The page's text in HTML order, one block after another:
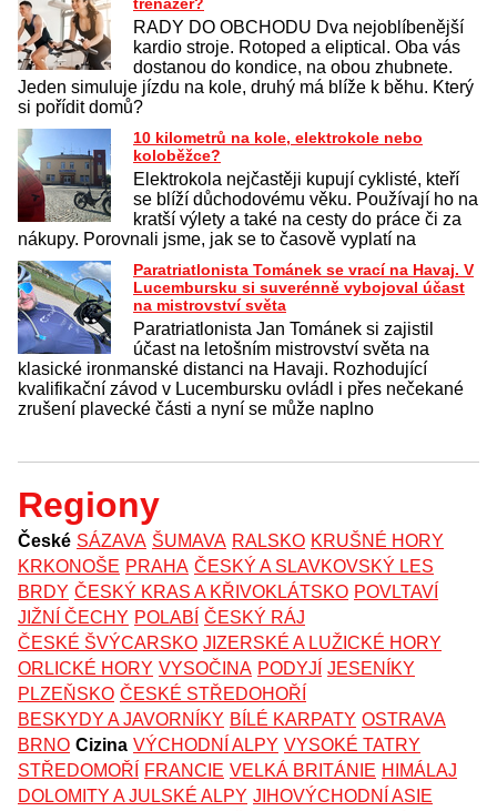
RADY DO OBCHODU Dva nejoblíbenější
kardio stroje. Rotoped a eliptical. Oba vás
dostanou do kondice, na obou zhubnete.
Jeden simuluje jízdu na kole, druhý má blíže k běhu. Který
si pořídit domů?
10 kilometrů na kole, elektrokole nebo
koloběžce?
Elektrokola nejčastěji kupují cyklisté, kteří
se blíží důchodovému věku. Používají ho na
kratší výlety a také na cesty do práce či za
nákupy. Porovnali jsme, jak se to časově vyplatí na
Paratriatlonista Tománek se vrací na Havaj. V
Lucembursku si suverénně vybojoval účast
na mistrovství světa
Paratriatlonista Jan Tománek si zajistil
účast na letošním mistrovství světa na
klasické ironmanské distanci na Havaji. Rozhodující
kvalifikační závod v Lucembursku ovládl i přes nečekané
zrušení plavecké části a nyní se může naplno
Regiony
České SÁZAVA ŠUMAVA RALSKO KRUŠNÉ HORY
KRKONOŠE PRAHA ČESKÝ A SLAVKOVSKÝ LES
BRDY ČESKÝ KRAS A KŘIVOKLÁTSKO POVLTAVÍ
JIŽNÍ ČECHY POLABÍ ČESKÝ RÁJ
ČESKÉ ŠVÝCARSKO JIZERSKÉ A LUŽICKÉ HORY
ORLICKÉ HORY VYSOČINA PODYJÍ JESENÍKY
PLZEŇSKO ČESKÉ STŘEDOHOŘÍ
BESKYDY A JAVORNÍKY BÍLÉ KARPATY OSTRAVA
BRNO Cizina VÝCHODNÍ ALPY VYSOKÉ TATRY
STŘEDOMOŘÍ
FRANCIE VELKÁ BRITÁNIE HIMÁLAJ
DOLOMITY A JULSKÉ ALPY JIHOVÝCHODNÍ ASIE